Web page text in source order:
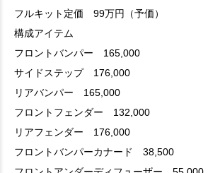
フルキット定価 99万円（予価）
構成アイテム
フロントバンパー 165,000
サイドステップ 176,000
リアバンパー 165,000
フロントフェンダー 132,000
リアフェンダー 176,000
フロントバンパーカナード 38,500